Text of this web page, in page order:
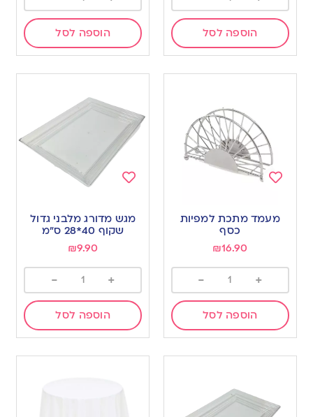
הוספה לסל הוספה לסל
toמעמד מתכת למפיות
כסף
₪16.90
+
-
הוספה לסל
to
wishlist
מגש מדורג מלבני גדול
שקוף 40*28 ס”מ
₪9.90
+
-
הוספה לסל